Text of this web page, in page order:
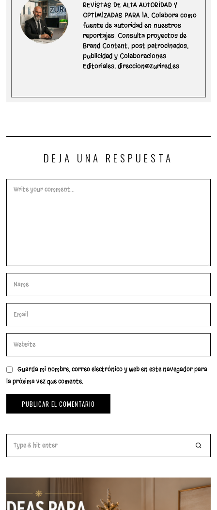
REVISTAS DE ALTA AUTORIDAD Y
OPTIMIZADAS PARA IA. Colabora como
fuente de autoridad en nuestros
reportajes. Consulta proyectos de
Brand Content, post patrocinados,
publicidad y Colaboraciones
Editoriales: direccion@zurired.es
DEJA UNA RESPUESTA
Guarda mi nombre, correo electrónico y web en este navegador para
la próxima vez que comente.